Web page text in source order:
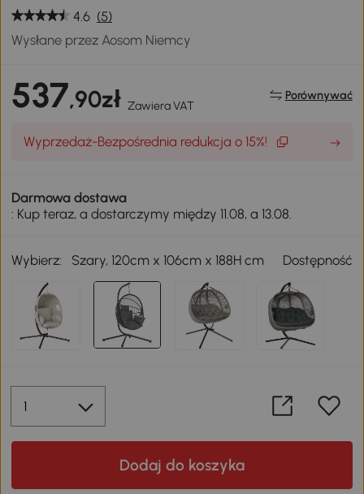
4.6 (5)
Wysłane przez Aosom Niemcy
537,90zł Zawiera VAT
Porównywać
Wyprzedaż-Bezpośrednia redukcja o 15%!
Darmowa dostawa
: Kup teraz, a dostarczymy między 11.08, a 13.08.
Wybierz: Szary, 120cm x 106cm x 188H cm Dostępność
Dodaj do koszyka